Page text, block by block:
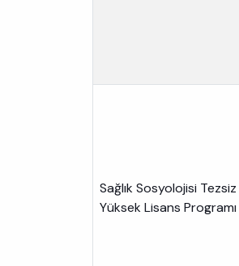
Sağlık Sosyolojisi Tezsiz
Yüksek Lisans Programı